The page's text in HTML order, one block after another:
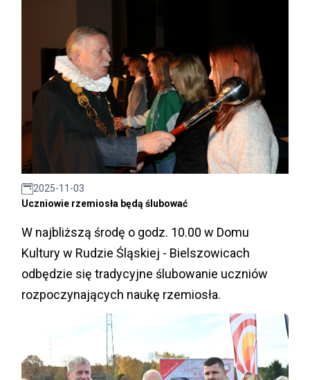
2025-11-03
Uczniowie rzemiosła będą ślubować
W najbliższą środę o godz. 10.00 w Domu
Kultury w Rudzie Śląskiej - Bielszowicach
odbędzie się tradycyjne ślubowanie uczniów
rozpoczynających naukę rzemiosła.